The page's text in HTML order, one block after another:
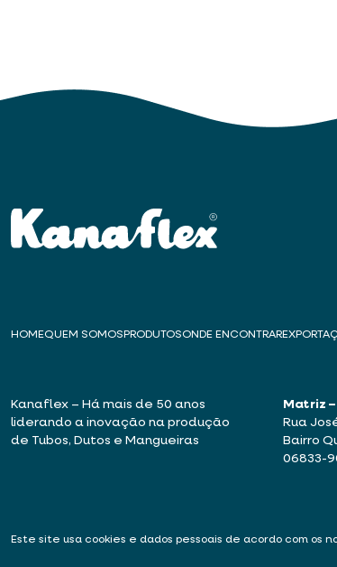
HOMEQUEM SOMOS PRODUTOSONDE ENCONTRAR
Kanaflex – Há mais de 50 anos
liderando a inovação na produção
de Tubos, Dutos e Mangueiras
Matriz
Rua
Bairro
06833-
Este site usa cookies e dados pessoais de acordo com os